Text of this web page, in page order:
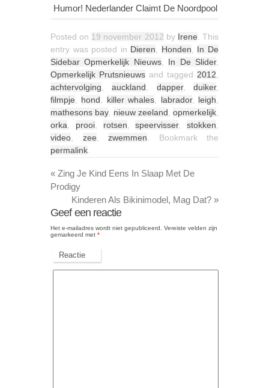
Humor! Nederlander Claimt De Noordpool
Posted on 19 november 2012 by Irene . This
entry was posted in Dieren Honden
In De
Sidebar Opmerkelijk Nieuws, In De Slider,
Opmerkelijk Prutsnieuws and tagged 2012
achtervolging ,auckland dapper,duiker,
filmpje
hond killer whales labrador, leigh
mathesons bay, nieuw zeeland opmerkelijk
orka
prooi, rotsen ,speervisser, stokken
video
zee zwemmen . Bookmark the
permalink
« Zing Je Kind Eens In Slaap Met De
Prodigy
Kinderen Als Bikinimodel, Mag Dat? »
Geef een reactie
Het e-mailadres wordt niet gepubliceerd.
Vereiste velden zijn
gemarkeerd met *
Reactie